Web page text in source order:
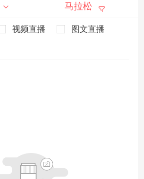
马拉松
视频直播
图文直播